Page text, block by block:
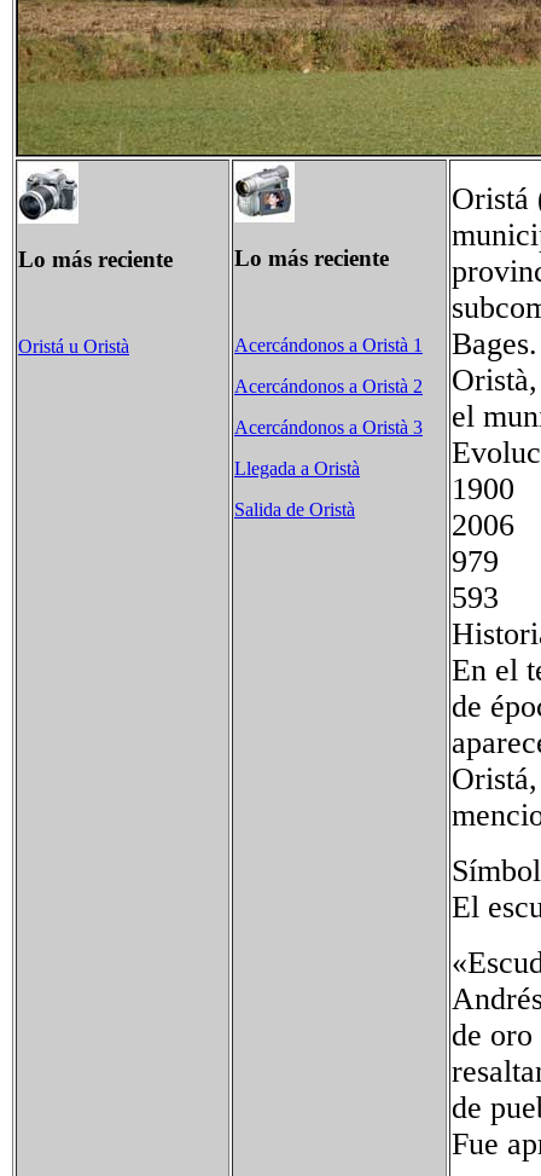
Lo más reciente
Oristá u Oristà
Lo más reciente
Acercándonos a Oristà 1
Acercándonos a Oristà 2
Acercándonos a Oristà 3
Llegada a Oristà
Salida de Oristà
Oristá
el
2006
593
En el
de
El
de
de
Fue